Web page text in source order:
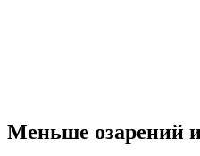
Меньше озарений